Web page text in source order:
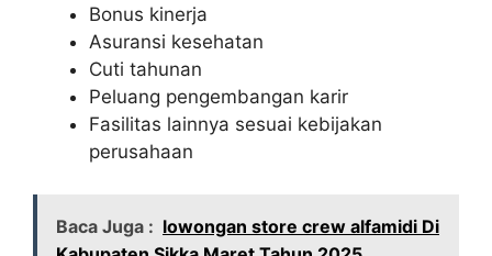
Bonus kinerja
Asuransi kesehatan
Cuti tahunan
Peluang pengembangan karir
Fasilitas lainnya sesuai kebijakan
perusahaan
Baca Juga : lowongan store crew alfamidi Di